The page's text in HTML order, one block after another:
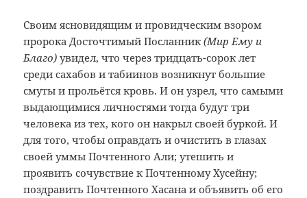
Своим ясновидящим и провидческим взором
пророка Досточтимый Посланник(Мир Ему и
Благо) увидел, что через тридцать-сорок лет
среди сахабов и табиинов возникнут большие
смуты и прольётся кровь. И он узрел, что самыми
выдающимися личностями тогда будут три
человека из тех, кого он накрыл своей буркой. И
для того, чтобы оправдать и очистить в глазах
своей уммы Почтенного Али; утешить и
проявить сочувствие к Почтенному Хусейну;
поздравить Почтенного Хасана и объявить об его